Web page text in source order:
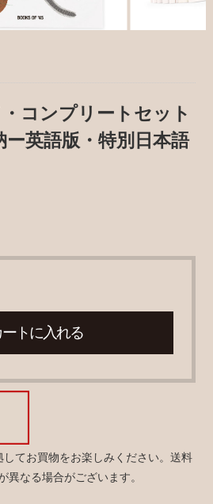
コンプリートセット
ー英語版・特別日本語
てお買物をお楽しみください。送料
なる場合がございます。